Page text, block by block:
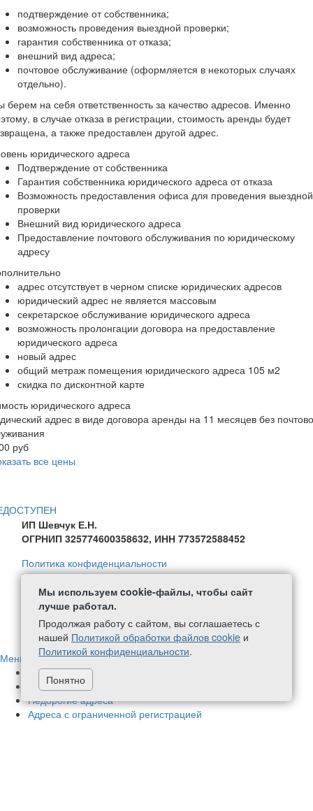
подтверждение от собственника;
возможность проведения выездной проверки;
гарантия собственника от отказа;
внешний вид адреса;
почтовое обслуживание (оформляется в некоторых случаях
отдельно).
берем на себя ответственность за качество адресов. Именно
в случае отказа в регистрации, стоимость аренды будет
а также предоставлен другой адрес.
юридического адреса
Подтверждение от собственника
Гарантия собственника юридического адреса от отказа
Возможность предоставления офиса для проведения выездной
проверки
Внешний вид юридического адреса
Предоставление почтового обслуживания по юридическому
адресу
адрес отсутствует в черном списке юридических адресов
юридический адрес не является массовым
секретарское обслуживание юридического адреса
возможность пролонгации договора на предоставление
юридического адреса
новый адрес
общий метраж помещения юридического адреса 105 м2
скидка по дисконтной карте
юридического адреса
адрес в виде договора аренды на 11 месяцев без
руб
все цены
ИП Шевчук Е.Н.
ОГРНИП 325774600358632, ИНН 773572588452
Политика конфиденциальности
Политика в отношении обработки персональных данных
Согласие на обработку персональных данных
Политика обработки файлов Cookie
+7 (499) 111-59-08
написать нам
Меню
Адреса в нашей собственности
Немассовые адреса
Недорогие адреса
Адреса с ограниченной регистрацией
Мы используем cookie-файлы, чтобы сайт
лучше работал.
Продолжая работу с сайтом, вы соглашаетесь с
нашей Политикой обработки файлов cookie и
Политикой конфиденциальности.
Понятно